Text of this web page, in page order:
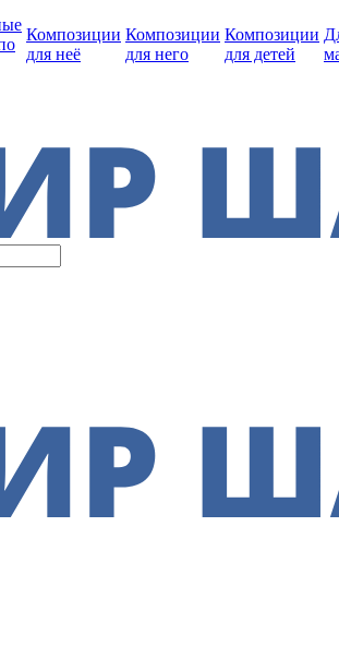
Композиции
для неё
Композиции
для него
Композиции
для детей